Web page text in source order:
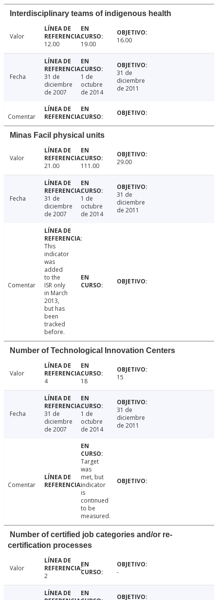
Interdisciplinary teams of indigenous health
Valor
12.00
19.00 16.00
Fecha
31 de
diciembre
de 2007
1 de
octubre
de 2014
31 de
diciembre
de 2011
Comentar
Minas Facil physical units
Valor
21.00
111.00 29.00
Fecha
31 de
diciembre
de 2007
1 de
octubre
de 2014
31 de
diciembre
de 2011
Comentar
This
indicator
was
added
to the
ISR only
in March
2013,
but has
been
tracked
before.
Number of Technological Innovation Centers
Valor
4
18 15
Fecha
31 de
diciembre
de 2007
1 de
octubre
de 2014
31 de
diciembre
de 2011
Comentar
Target
was
met, but
indicator
is
continued
to be
measured.
Number of certified job categories and/or re-
certification processes
Valor
2
-